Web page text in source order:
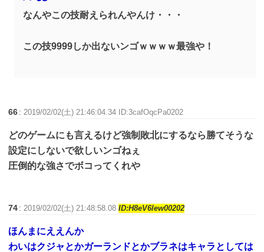
なんやこの技耐えられんやんけ・・・
この技9999しか出ないンゴｗｗｗｗ最強や！
66 : 2019/02/02(土) 21:46:04.34 ID:3cafOqcPa0202
どのゲームにも言えるけど強制敗北にするなら勝てそうな
設定にしないで欲しいンゴねぇ
圧倒的な強さでボコってくれや
74 :2019/02/02(土) 21:48:58.08ID:H8eV6lew00202
ほんまにええんか
わいはクジャとかガーランドとかブラネはキャラとしては